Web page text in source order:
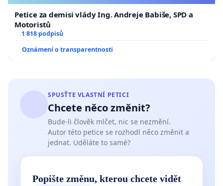
Petice za demisi vlády Ing. Andreje Babiše, SPD a
Motoristů
1 818 podpisů
Oznámení o transparentnosti
SPUSŤTE VLASTNÍ PETICI
Chcete něco změnit?
Bude-li člověk mlčet, nic se nezmění.
Autor této petice se rozhodl něco změnit a
jednat. Uděláte to samé?
Popište změnu, kterou chcete vidět